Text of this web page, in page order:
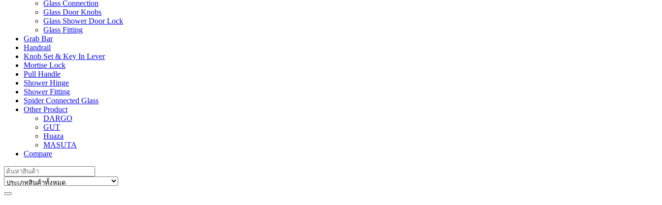
Glass Connection
Glass Door Knobs
Glass Shower Door Lock
Glass Fitting
Grab Bar
Handrail
Knob Set & Key In Lever
Mortise Lock
Pull Handle
Shower Hinge
Shower Fitting
Spider Connected Glass
Other Product
DARGO
GUT
Huaza
MASUTA
Compare
Search
for: